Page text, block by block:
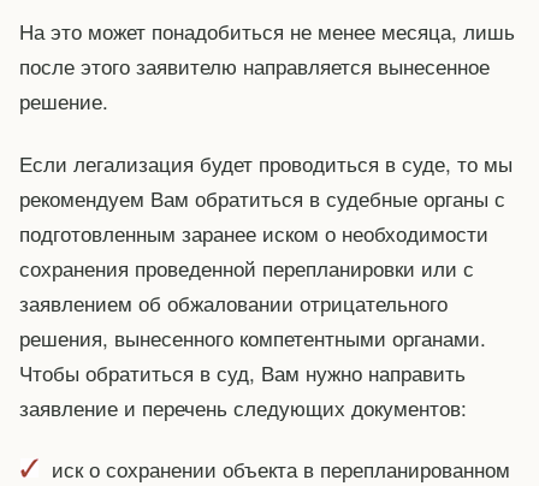
На это может понадобиться не менее месяца, лишь
после этого заявителю направляется вынесенное
решение.
Если легализация будет проводиться в суде, то мы
рекомендуем Вам обратиться в судебные органы с
подготовленным заранее иском о необходимости
сохранения проведенной перепланировки или с
заявлением об обжаловании отрицательного
решения, вынесенного компетентными органами.
Чтобы обратиться в суд, Вам нужно направить
заявление и перечень следующих документов:
иск о сохранении объекта в перепланированном